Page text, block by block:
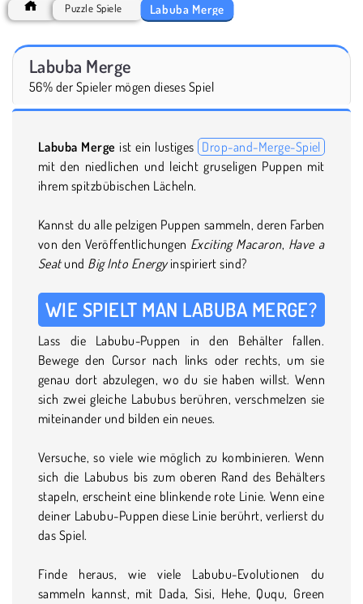
Puzzle Spiele Labuba Merge
Labuba Merge
56% der Spieler mögen dieses Spiel
Labuba Merge ist ein lustiges Drop-and-Merge-Spiel
mit den niedlichen und leicht gruseligen Puppen mit
ihrem spitzbübischen Lächeln.
Kannst du alle pelzigen Puppen sammeln, deren Farben
von den Veröffentlichungen Exciting Macaron, Have a
Seatund Big Into Energyinspiriert sind?
WIE SPIELT MAN LABUBA MERGE?
Lass die Labubu-Puppen in den Behälter fallen.
Bewege den Cursor nach links oder rechts, um sie
genau dort abzulegen, wo du sie haben willst. Wenn
sich zwei gleiche Labubus berühren, verschmelzen sie
miteinander und bilden ein neues.
Versuche, so viele wie möglich zu kombinieren. Wenn
sich die Labubus bis zum oberen Rand des Behälters
stapeln, erscheint eine blinkende rote Linie. Wenn eine
deiner Labubu-Puppen diese Linie berührt, verlierst du
das Spiel.
Finde heraus, wie viele Labubu-Evolutionen du
sammeln kannst, mit Dada, Sisi, Hehe, Ququ, Green